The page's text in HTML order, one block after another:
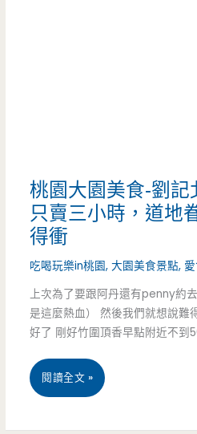
桃園大園美食-劉記
只賣三小時，道地
得衝
吃喝玩樂in桃園,大園美食景點,
上次為了要跟阿丹還有penny約
是這麼熱血） 然後我們就想說難
好了 剛好竹圍頂香早點附近不到
桃
閱讀全文 »